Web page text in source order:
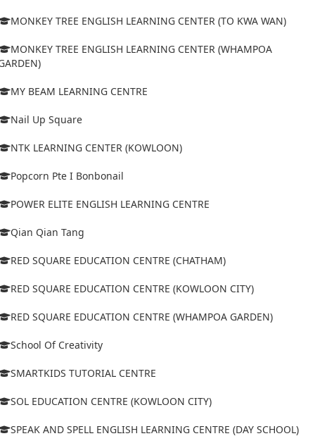
MONKEY TREE ENGLISH LEARNING CENTER (TO KWA WAN)
MONKEY TREE ENGLISH LEARNING CENTER (WHAMPOA
MY BEAM LEARNING CENTRE
Nail Up Square
NTK LEARNING CENTER (KOWLOON)
Popcorn Pte I Bonbonail
POWER ELITE ENGLISH LEARNING CENTRE
Qian Qian Tang
RED SQUARE EDUCATION CENTRE (CHATHAM)
RED SQUARE EDUCATION CENTRE (KOWLOON CITY)
RED SQUARE EDUCATION CENTRE (WHAMPOA GARDEN)
School Of Creativity
SMARTKIDS TUTORIAL CENTRE
SOL EDUCATION CENTRE (KOWLOON CITY)
SPEAK AND SPELL ENGLISH LEARNING CENTRE (DAY SCHOOL)